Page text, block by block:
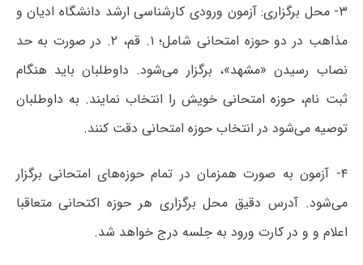
۳- محل برگزاری: آزمون ورودی کارشناسی ارشد دانشگاه ادیان و
مذاهب در دو حوزه امتحانی شامل؛ ۱. قم، ۲. در صورت به حد
نصاب رسیدن «مشهد»، برگزار می‌شود. داوطلبان باید هنگام
ثبت نام، حوزه امتحانی خویش را انتخاب نمایند. به داوطلبان
توصیه می‌شود در انتخاب حوزه امتحانی دقت کنند.
۴- آزمون به صورت همزمان در تمام حوزه‌های امتحانی برگزار
می‌شود. آدرس دقیق محل برگزاری هر حوزه اکتحانی متعاقبا
اعلام و و در کارت ورود به جلسه درج خواهد شد.